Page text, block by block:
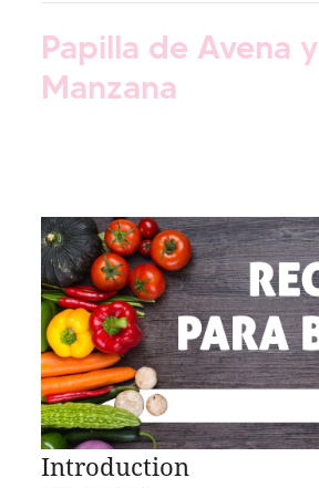
Papilla de Avena y
Manzana
Introduction